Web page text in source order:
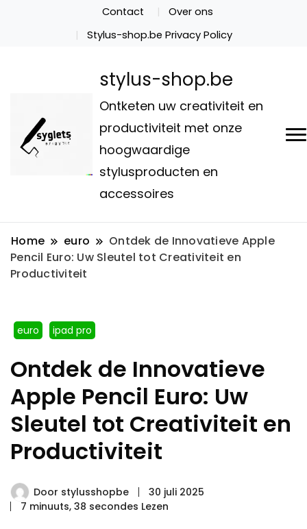
Contact
Over ons
Stylus-shop.be Privacy Policy
stylus-shop.be
Ontketen uw creativiteit en
productiviteit met onze
hoogwaardige
stylusproducten en
accessoires
Home euro
Ontdek de Innovatieve Apple
Pencil Euro: Uw Sleutel tot Creativiteit en
Productiviteit
euro ipad pro
Ontdek de Innovatieve
Apple Pencil Euro: Uw
Sleutel tot Creativiteit en
Productiviteit
Door stylusshopbe
30 juli 2025
7 minuuts, 38 secondes Lezen